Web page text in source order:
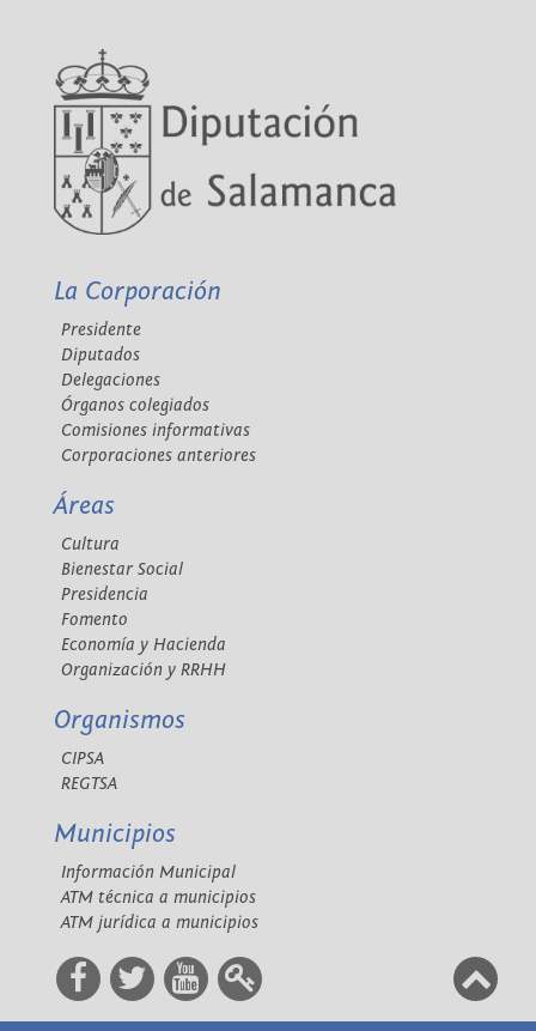
La Corporación
Presidente
Diputados
Delegaciones
Órganos colegiados
Comisiones informativas
Corporaciones anteriores
Áreas
Cultura
Bienestar Social
Presidencia
Fomento
Economía y Hacienda
Organización y RRHH
Organismos
CIPSA
REGTSA
Municipios
Información Municipal
ATM técnica a municipios
ATM jurídica a municipios